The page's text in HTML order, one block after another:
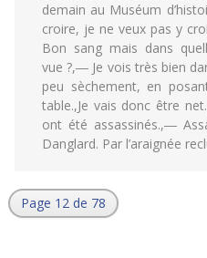
demain au Muséum
croire, je ne veux pas y
Bon sang mais dans
vue ?,― Je vois très bien
peu sèchement, en
table.,Je vais donc être
ont été assassinés.,―
Danglard. Par l’araignée
Page 12 de 78